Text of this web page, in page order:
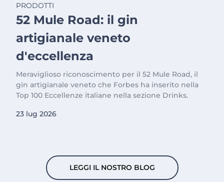
PRODOTTI
52 Mule Road: il gin
artigianale veneto
d'eccellenza
Meraviglioso riconoscimento per il 52 Mule Road, il
gin artigianale veneto che Forbes ha inserito nella
Top 100 Eccellenze italiane nella sezione Drinks.
23 lug 2026
LEGGI IL NOSTRO BLOG